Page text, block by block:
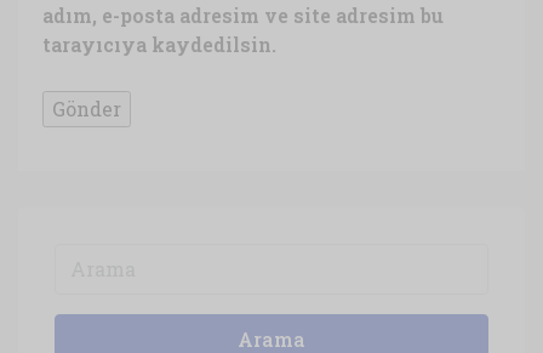
adım, e-posta adresim ve site adresim bu
tarayıcıya kaydedilsin.
Arama